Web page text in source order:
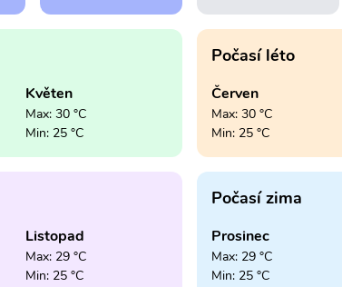
Květen
Max: 30 °C
Min: 25 °C
Počasí léto
Červen
Max: 30 °C
Min: 25 °C
Listopad
Max: 29 °C
Min: 25 °C
Počasí zima
Prosinec
Max: 29 °C
Min: 25 °C